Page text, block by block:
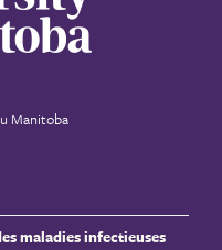
Manitoba
maladies infectieuses